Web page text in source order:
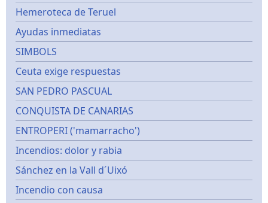
Hemeroteca de Teruel
Ayudas inmediatas
SIMBOLS
Ceuta exige respuestas
SAN PEDRO PASCUAL
CONQUISTA DE CANARIAS
ENTROPERI ('mamarracho')
Incendios: dolor y rabia
Sánchez en la Vall d´Uixó
Incendio con causa